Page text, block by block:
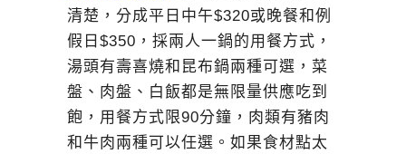
清楚，分成平日中午$320或晚餐和例
假日$350，採兩人一鍋的用餐方式，
湯頭有壽喜燒和昆布鍋兩種可選，菜
盤、肉盤、白飯都是無限量供應吃到
飽，用餐方式限90分鐘，肉類有豬肉
和牛肉兩種可以任選。如果食材點太